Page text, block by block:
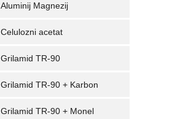
Aluminij Magnezij
Celulozni acetat
Grilamid TR-90
Grilamid TR-90 + Karbon
Grilamid TR-90 + Monel